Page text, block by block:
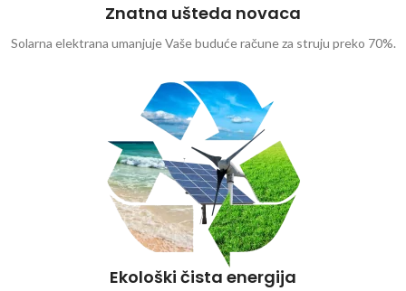
Znatna ušteda novaca
Solarna elektrana umanjuje Vaše buduće račune za struju preko 70%.
Ekološki čista energija